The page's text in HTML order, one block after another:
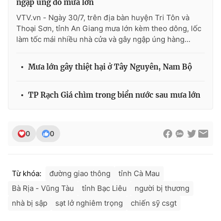
Theo dõi báo trên
Cơ quan chủ quản:
Cơ quan báo chí:
Tổng Biên tập:Vũ Thanh Thủy
Phó Tổng Biên tập:Nguyễn Thị Mỹ Hạnh, Phạm Quốc Thắng,
Nguyễn Trọng Ninh
ngập úng do mưa lớn
VTV.vn - Ngày 30/7, trên địa bàn huyện Tri Tôn và
Thoại Sơn, tỉnh An Giang mưa lớn kèm theo dông, lốc
làm tốc mái nhiều nhà cửa và gây ngập úng hàng...
Mưa lớn gây thiệt hại ở Tây Nguyên, Nam Bộ
TP Rạch Giá chìm trong biển nước sau mưa lớn
0 0
Từ khóa: đường giao thông
tỉnh Cà Mau
Bà Rịa - Vũng Tàu
tỉnh Bạc Liêu
người bị thương
nhà bị sập
sạt lở nghiêm trọng chiến sỹ csgt